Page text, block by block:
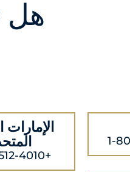
هل
الإمارات
+971-4512-4010